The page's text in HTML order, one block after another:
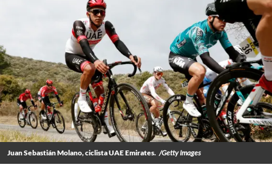
Juan Sebastián Molano, ciclista UAE Emirates. /Getty Images